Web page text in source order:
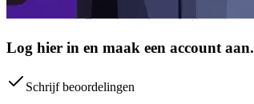
Log hier in en maak een account aan.
Schrijf beoordelingen